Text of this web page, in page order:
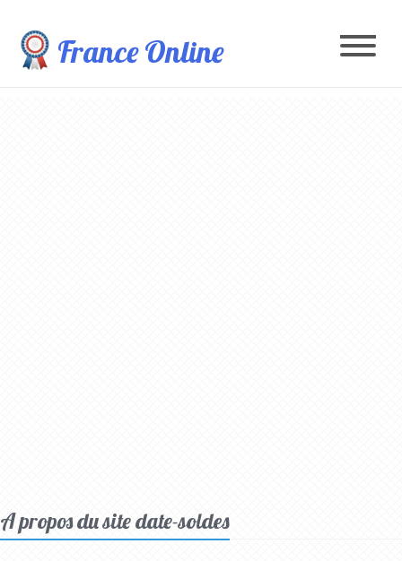
France Online
A propos du site date-soldes